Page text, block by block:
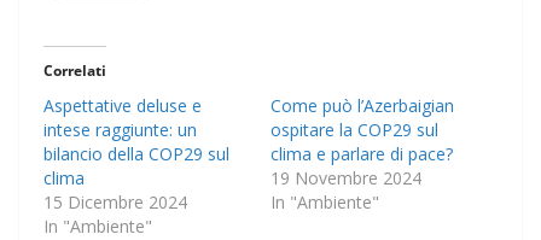
Correlati
Aspettative deluse e
intese raggiunte: un
bilancio della COP29 sul
clima
15 Dicembre 2024
In "Ambiente"
Come può l’Azerbaigian
ospitare la COP29 sul
clima e parlare di pace?
19 Novembre 2024
In "Ambiente"